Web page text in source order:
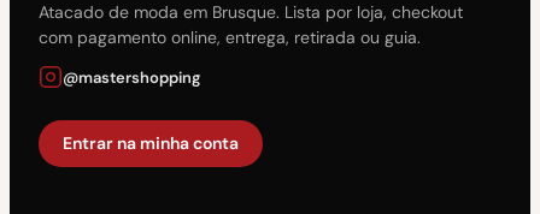
Atacado de moda em Brusque. Lista por loja, checkout
com pagamento online, entrega, retirada ou guia.
@mastershopping
Entrar na minha conta